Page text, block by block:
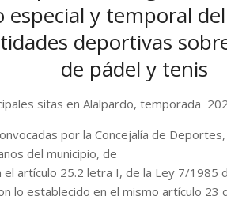
especial y temporal
deportivas
de pádel y tenis
sitas en Alalpardo, temporada
por la Concejalía de
del municipio, de
artículo 25.2 letra I, de la Ley 7/1985
lo establecido en el mismo artículo